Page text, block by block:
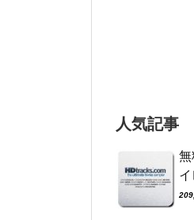
人気記事
無